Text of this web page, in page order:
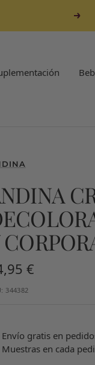
€
344382
gratis en
en cada